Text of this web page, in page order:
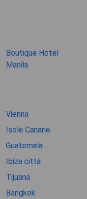
Boutique Hotel
Manila
Vienna
Isole Canarie
Guatemala
Ibiza città
Tijuana
Bangkok